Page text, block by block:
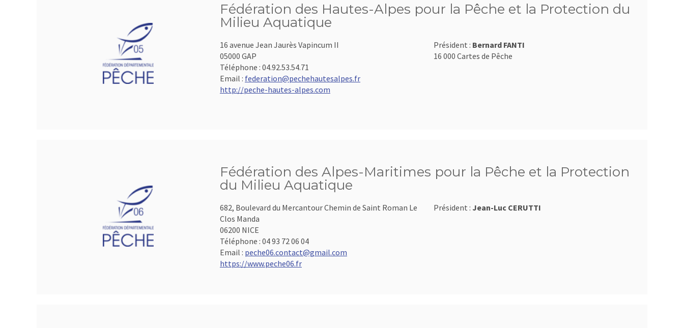
Fédération des Hautes-Alpes pour la Pêche et la Protection du
Milieu Aquatique
16 avenue Jean Jaurès Vapincum II
05000 GAP
Téléphone : 04.92.53.54.71
Email : federation@pechehautesalpes.fr
http://peche-hautes-alpes.com
Président : Bernard FANTI
16 000 Cartes de Pêche
Fédération des Alpes-Maritimes pour la Pêche et la Protection
du Milieu Aquatique
682, Boulevard du Mercantour Chemin de Saint Roman Le
Clos Manda
06200 NICE
Téléphone : 04 93 72 06 04
Email : peche06.contact@gmail.com
https://www.peche06.fr
Président : Jean-Luc CERUTTI